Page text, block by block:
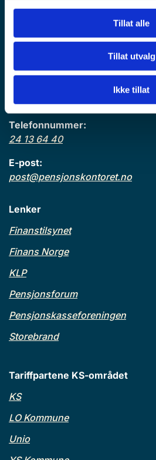
Tillat alle
Tillat utvalg
Ikke tillat
Postboks 1466 Vika,
Kontoradresse:
Haakon VIIs gate 9, 4 et.
0161 Oslo
Telefonnummer:
24 13 64 40
E-post:
post@pensjonskontoret.no
Lenker
Finanstilsynet
Finans Norge
KLP
Pensjonsforum
Pensjonskasseforeningen
Storebrand
Tariffpartene KS-området
KS
LO Kommune
Unio